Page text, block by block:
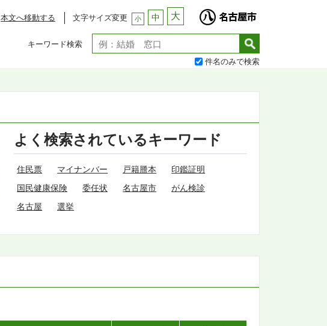
本文へ移動する 文字サイズ変更 小 中 大
キーワード検索
件名のみで検索
よく検索されているキーワード
住民票 マイナンバー 戸籍謄本
印鑑証明
国民健康保険
委任状 名古屋市
がん検診
名古屋
選挙